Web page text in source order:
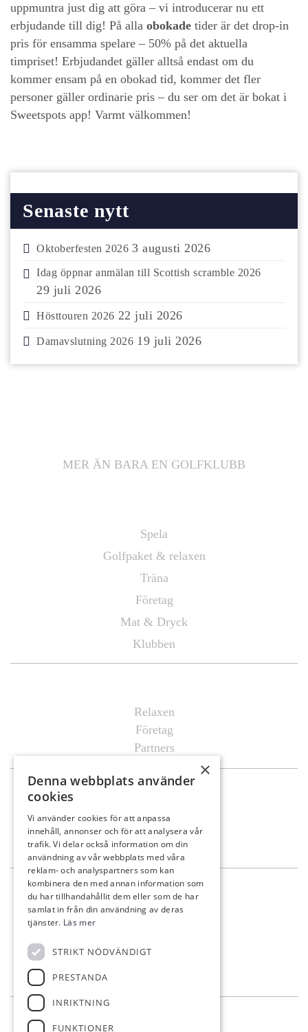
uppmuntra just dig att göra – vi introducerar nu ett
erbjudande till dig! På alla obokade tider är det drop-in
pris för ensamma spelare – 50% på det aktuella
timpriset! Erbjudandet gäller alltså endast om du
kommer ensam på en obokad tid, kommer det fler
personer gäller ordinarie pris – du ser om det är bokat i
Sweetspots app! Varmt välkommen!
Senaste nytt
Oktoberfesten 2026 3 augusti 2026
Idag öppnar anmälan till Scottish scramble 2026
29 juli 2026
Hösttouren 2026 22 juli 2026
Damavslutning 2026 19 juli 2026
MER ÄN BARA EN GOLFKLUBB
Spela
Golfpaket & relaxen
Träna
Företag
Mat & Dryck
Klubben
Relaxen
Företag
Partners
Mat & Dryck
Al’s Corner
Event & festvåning VY
Bistro Bryggan
Kontakt
info@eskilstunagk.se
Römossevägen 8
×
Denna webbplats använder
cookies
Vi använder cookies för att anpassa
innehåll, annonser och för att analysera vår
trafik. Vi delar också information om din
användning av vår webbplats med våra
reklam- och analyspartners som kan
kombinera den med annan information som
du har tillhandahållit dem eller som de har
samlat in från din användning av deras
tjänster. Läs mer
STRIKT NÖDVÄNDIGT
PRESTANDA
INRIKTNING
FUNKTIONER